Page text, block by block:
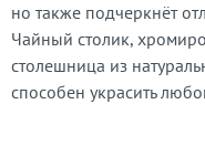
но также подчеркнёт
Чайный столик,
столешница из
способен украсить